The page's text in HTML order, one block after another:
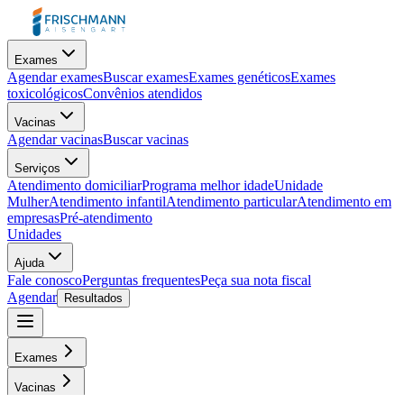
Exames
Agendar examesBuscar examesExames genéticosExames
toxicológicosConvênios atendidos
Vacinas
Agendar vacinasBuscar vacinas
Serviços
Atendimento domiciliarPrograma melhor idadeUnidade
MulherAtendimento infantilAtendimento particularAtendimento em
empresasPré-atendimento
Unidades
Ajuda
Fale conoscoPerguntas frequentesPeça sua nota fiscal
Agendar
Resultados
Exames
Vacinas